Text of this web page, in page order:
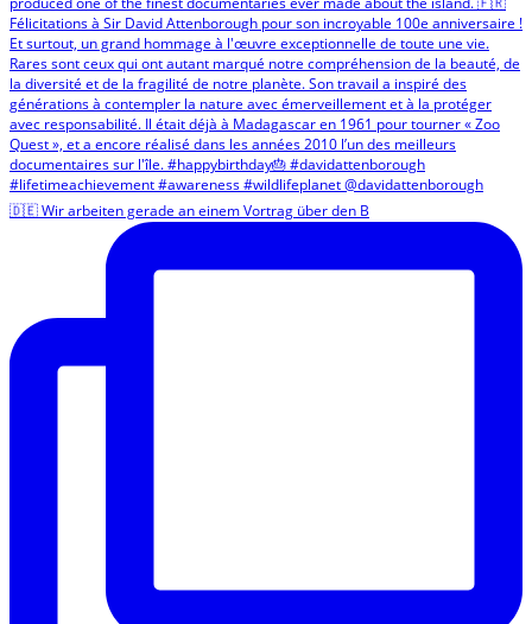
🇩🇪 Wir arbeiten gerade an einem Vortrag über den B